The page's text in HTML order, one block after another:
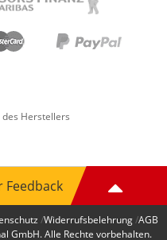
Herstellers
Feedback
Widerrufsbelehrung AGB
GmbH. Alle Rechte vorbehalten.